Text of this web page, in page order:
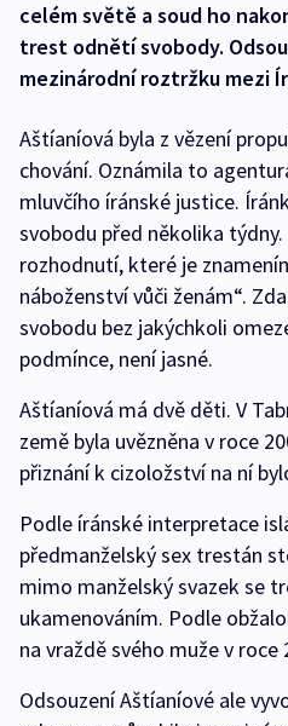
celém světě a soud ho
trest odnětí svobody.
mezinárodní roztržku mezi
Aštíaníová byla z vězení
chování. Oznámila to
mluvčího íránské justice.
svobodu před několika
rozhodnutí, které je
náboženství vůči ženám“.
svobodu bez jakýchkoli
podmínce, není jasné.
Aštíaníová má dvě děti. V
země byla uvězněna v roce
přiznání k cizoložství na ní
Podle íránské interpretace
předmanželský sex trestán
mimo manželský svazek se
ukamenováním. Podle
na vraždě svého muže v roce
Odsouzení Aštíaníové ale